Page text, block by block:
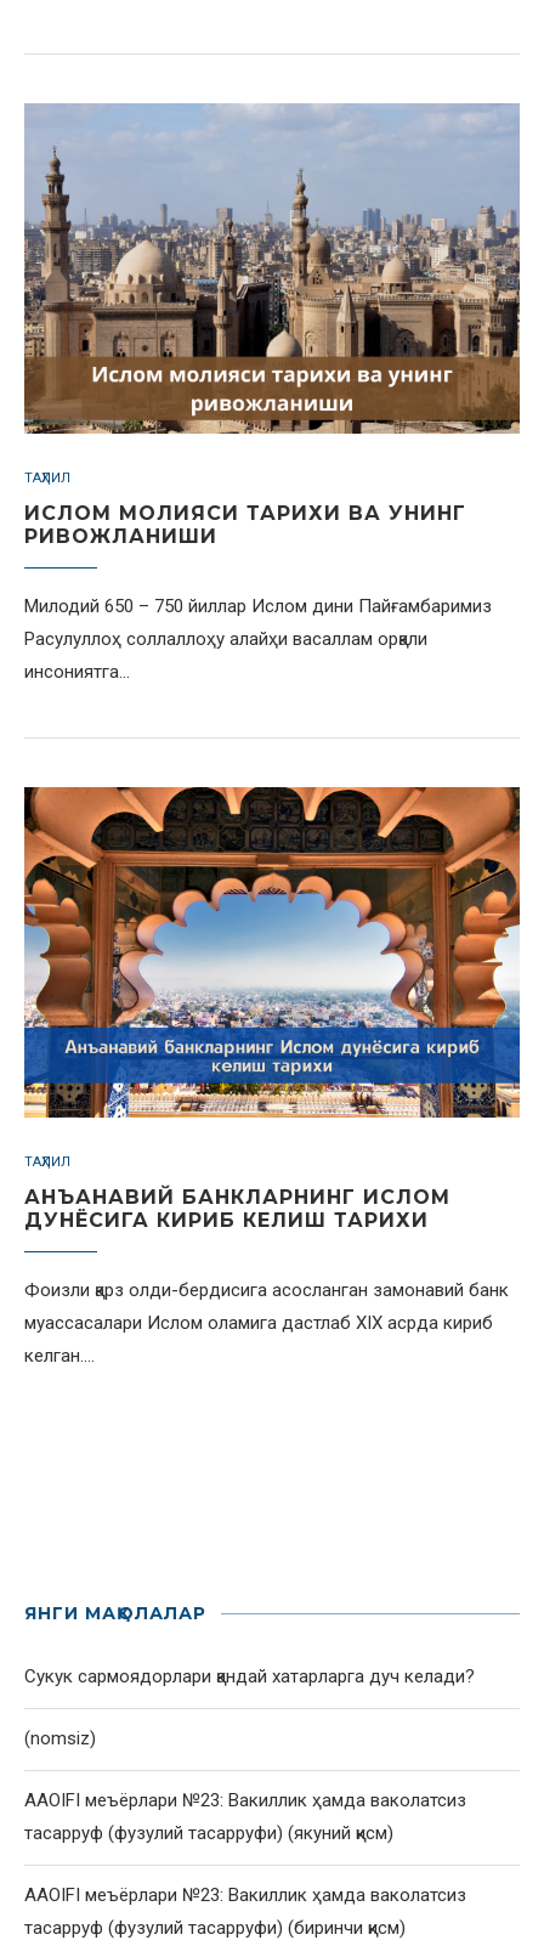
ТАҲЛИЛ
ИСЛОМ МОЛИЯСИ ТАРИХИ ВА УНИНГ
РИВОЖЛАНИШИ
Милодий 650 – 750 йиллар Ислом дини Пайғамбаримиз
Расулуллоҳ соллаллоҳу алайҳи васаллам орқали
инсониятга…
ТАҲЛИЛ
АНЪАНАВИЙ БАНКЛАРНИНГ ИСЛОМ
ДУНЁСИГА КИРИБ КЕЛИШ ТАРИХИ
Фоизли қарз олди-бердисига асосланган замонавий банк
муассасалари Ислом оламига дастлаб XIX асрда кириб
келган.…
ЯНГИ МАҚОЛАЛАР
Сукук сармоядорлари қандай хатарларга дуч келади?
(nomsiz)
AAOIFI меъёрлари №23: Вакиллик ҳамда ваколатсиз
тасарруф (фузулий тасарруфи) (якуний қисм)
AAOIFI меъёрлари №23: Вакиллик ҳамда ваколатсиз
тасарруф (фузулий тасарруфи) (биринчи қисм)